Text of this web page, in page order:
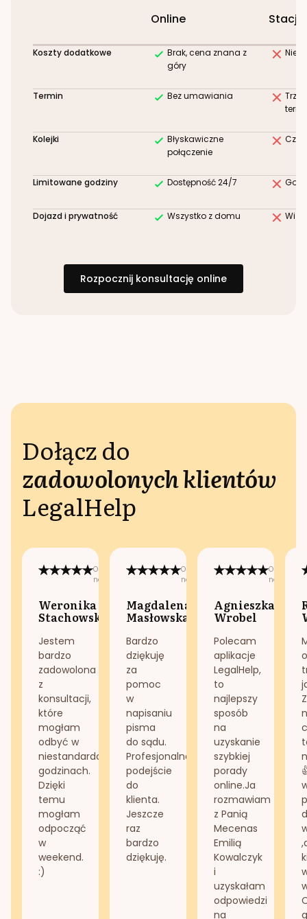
Online
Koszty dodatkowe
Brak, cena znana z
góry
Termin Bez umawiania
Kolejki
Błyskawiczne
połączenie
Limitowane godziny Dostępność 24/7
Dojazd i prywatność Wszystko z domu
Rozpocznij konsultację online
Dołącz do
zadowolonych klientów
LegalHelp
Opublikowano
na:
Weronika
Stachowska
Jestem
bardzo
zadowolona
z
konsultacji,
które
mogłam
odbyć w
niestandardowych
godzinach.
Dzięki
temu
mogłam
odpocząć
w
weekend.
:)
Opublikowano
na:
Magdalena
Masłowska
Bardzo
dziękuję
za
pomoc
w
napisaniu
pisma
do sądu.
Profesjonalne
podejście
do
klienta.
Jeszcze
raz
bardzo
dziękuję.
na:
Agnieszka
Wrobel
Polecam
aplikacje
LegalHelp,
to
najlepszy
sposób
na
uzyskanie
szybkiej
porady
online.Ja
rozmawiam
z Panią
Mecenas
Emilią
Kowalczyk
i
uzyskałam
odpowiedzi
na